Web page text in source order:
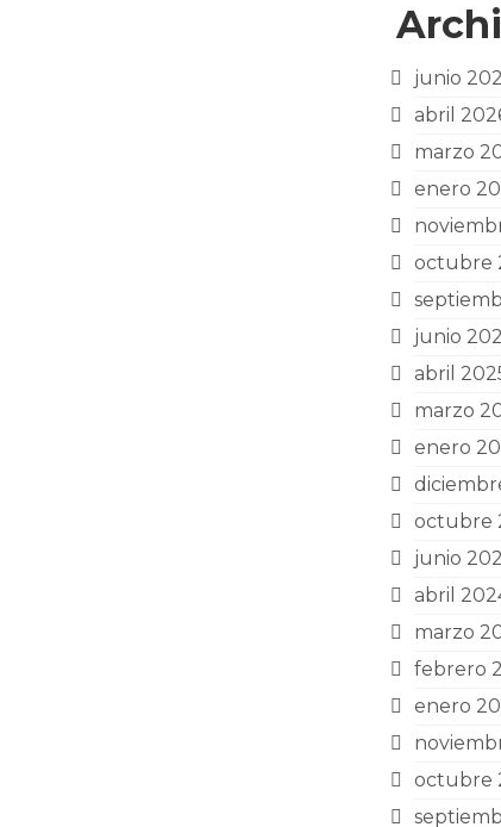
junio
abril
marzo
enero
octubre
junio
abril
marzo
enero
octubre
junio
abril
marzo
febrero
enero
octubre